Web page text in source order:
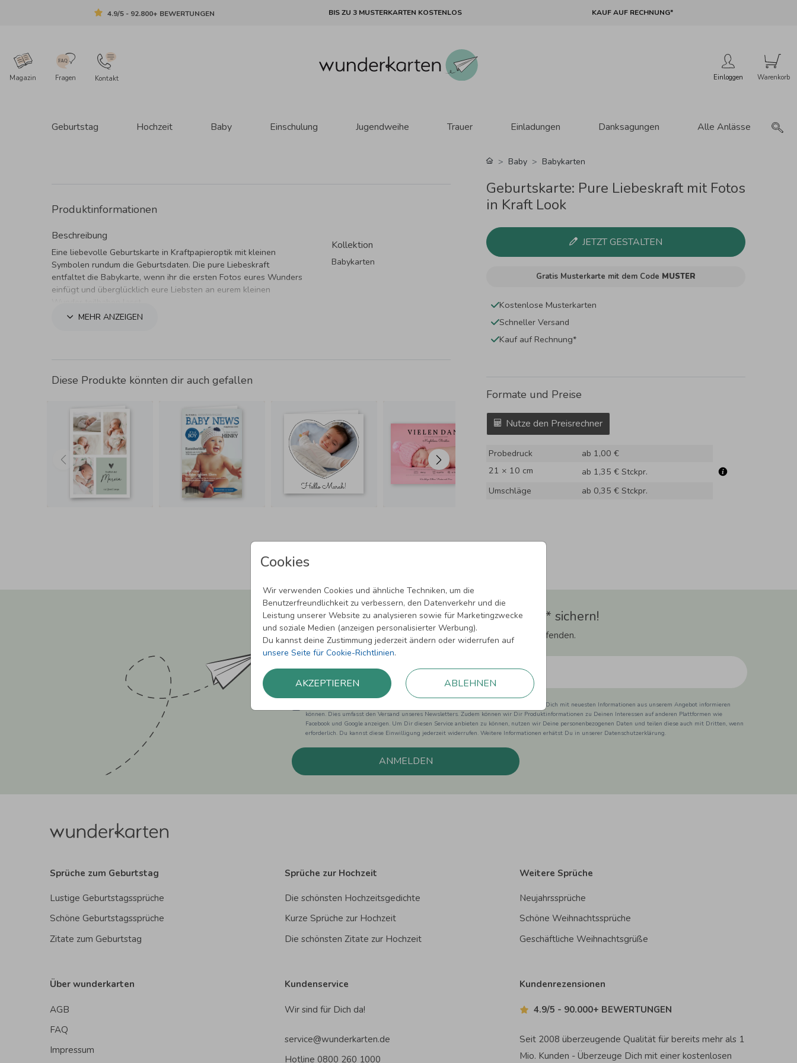
4.9/5 - 92.800+ BEWERTUNGEN BIS ZU 3 MUSTERKARTEN KOSTENLOS KAUF AUF RECHNUNG*
Magazin Fragen Kontakt Einloggen
Geburtstag Hochzeit Baby Einschulung Jugendweihe Trauer Einladungen Danksagungen Alle Anlässe
Cookies
Wir verwenden Cookies und ähnliche Techniken, um die
Benutzerfreundlichkeit zu verbessern, den Datenverkehr und die
Leistung unserer Website zu analysieren sowie für Marketingzwecke
und soziale Medien (anzeigen personalisierter Werbung).
Du kannst deine Zustimmung jederzeit ändern oder widerrufen auf
unsere Seite für Cookie-Richtlinien.
AKZEPTIEREN ABLEHNEN
Produktinformationen
Beschreibung
Eine liebevolle Geburtskarte in Kraftpapieroptik mit kleinen
Symbolen rundum die Geburtsdaten. Die pure Liebeskraft
entfaltet die Babykarte, wenn ihr die ersten Fotos eures Wunders
einfügt und überglücklich eure Liebsten an eurem kleinen
MEHR ANZEIGEN
Kollektion
Babykarten
Diese Produkte könnten dir auch gefallen
Baby Babykarten
Geburtskarte: Pure Liebeskraft mit Fotos
in Kraft Look
JETZT GESTALTEN
Gratis Musterkarte mit dem Code MUSTER
Kostenlose Musterkarten
Schneller Versand
Kauf auf Rechnung*
Formate und Preise
Nutze den Preisrechner
Probedruck
ab 1,00 €
21 × 10 cm
ab 1,35 € Stckpr.
Umschläge
ab 0,35 € Stckpr.
Newsletter abonnieren und 5,00 € Rabatt** sichern!
Melde Dich zu unserem Newsletter an und bleibe auf dem Laufenden.
Einwilligung zur Datennutzung für Marketingzwecke: Hiermit willigst Du ein, dass wir Dich mit neuesten Informationen aus unserem Angebot informieren
können. Dies umfasst den Versand unseres Newsletters. Zudem können wir Dir Produktinformationen zu Deinen Interessen auf anderen Plattformen wie
Facebook und Google anzeigen. Um Dir diesen Service anbieten zu können, nutzen wir Deine personenbezogenen Daten und teilen diese auch mit Dritten, wenn
erforderlich. Du kannst diese Einwilligung jederzeit widerrufen. Weitere Informationen erhätst Du in unserer Datenschutzerklärung.
ANMELDEN
Sprüche zum Geburtstag
Lustige Geburtstagssprüche
Schöne Geburtstagssprüche
Zitate zum Geburtstag
Sprüche zur Hochzeit
Die schönsten Hochzeitsgedichte
Kurze Sprüche zur Hochzeit
Die schönsten Zitate zur Hochzeit
Weitere Sprüche
Neujahrssprüche
Schöne Weihnachtssprüche
Geschäftliche Weihnachtsgrüße
Über wunderkarten
AGB
FAQ
Impressum
Kundenservice
Wir sind für Dich da!
service@wunderkarten.de
Hotline 0800 260 1000
Kundenrezensionen
4.9/5 - 90.000+ BEWERTUNGEN
Seit 2008 überzeugende Qualität für bereits mehr als 1
Mio. Kunden - Überzeuge Dich mit einer kostenlosen